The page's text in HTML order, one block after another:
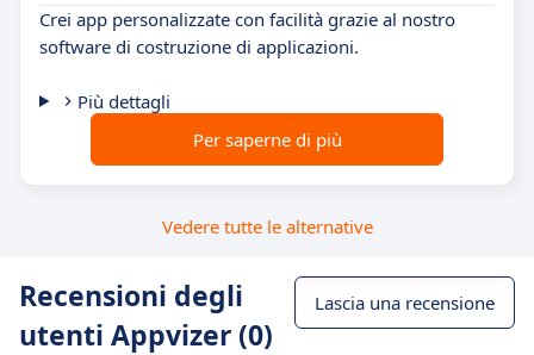
Crei app personalizzate con facilità grazie al nostro
software di costruzione di applicazioni.
Più dettagli
Per saperne di più
Vedere tutte le alternative
Recensioni degli
utenti Appvizer (0)
Lascia una recensione